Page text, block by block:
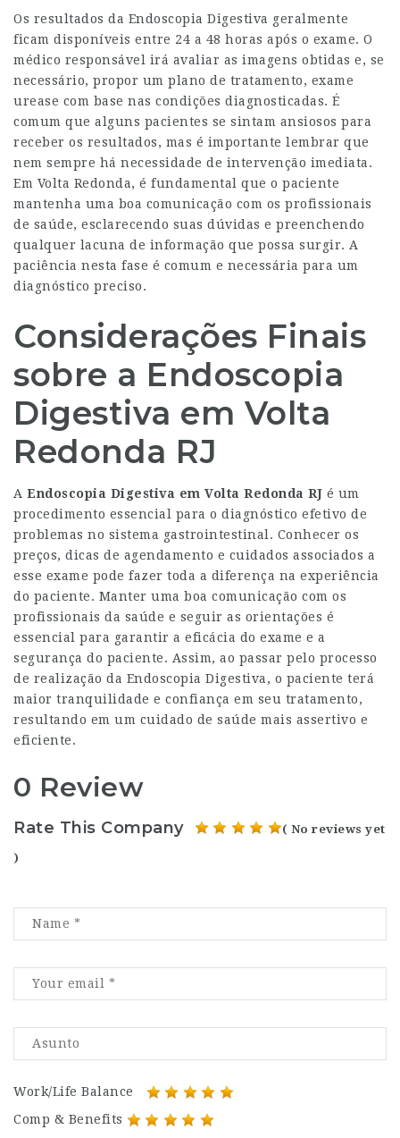
Os resultados da Endoscopia Digestiva geralmente
ficam disponíveis entre 24 a 48 horas após o exame. O
médico responsável irá avaliar as imagens obtidas e, se
necessário, propor um plano de tratamento, exame
urease com base nas condições diagnosticadas. É
comum que alguns pacientes se sintam ansiosos para
receber os resultados, mas é importante lembrar que
nem sempre há necessidade de intervenção imediata.
Em Volta Redonda, é fundamental que o paciente
mantenha uma boa comunicação com os profissionais
de saúde, esclarecendo suas dúvidas e preenchendo
qualquer lacuna de informação que possa surgir. A
paciência nesta fase é comum e necessária para um
diagnóstico preciso.
Considerações Finais
sobre a Endoscopia
Digestiva em Volta
Redonda RJ
A Endoscopia Digestiva em Volta Redonda RJ é um
procedimento essencial para o diagnóstico efetivo de
problemas no sistema gastrointestinal. Conhecer os
preços, dicas de agendamento e cuidados associados a
esse exame pode fazer toda a diferença na experiência
do paciente. Manter uma boa comunicação com os
profissionais da saúde e seguir as orientações é
essencial para garantir a eficácia do exame e a
segurança do paciente. Assim, ao passar pelo processo
de realização da Endoscopia Digestiva, o paciente terá
maior tranquilidade e confiança em seu tratamento,
resultando em um cuidado de saúde mais assertivo e
eficiente.
0 Review
Rate This Company ( No reviews yet
)
Work/Life Balance
Comp & Benefits